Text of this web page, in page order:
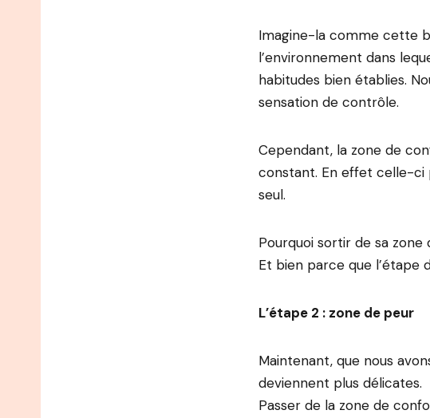
Imagine-la comme cette
l’environnement dans
habitudes bien établies.
sensation de contrôle.
Cependant, la zone de
constant. En effet celle-ci
seul.
Pourquoi sortir de sa
Et bien parce que l’étape
L’étape 2 : zone de peur
Maintenant, que nous
deviennent plus délicates.
Passer de la zone de